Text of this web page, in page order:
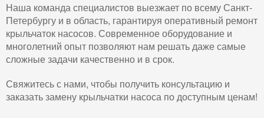
Наша команда специалистов выезжает по всему Санкт-
Петербургу и в область, гарантируя оперативный ремонт
крыльчаток насосов. Современное оборудование и
многолетний опыт позволяют нам решать даже самые
сложные задачи качественно и в срок.
Свяжитесь с нами, чтобы получить консультацию и
заказать замену крыльчатки насоса по доступным ценам!